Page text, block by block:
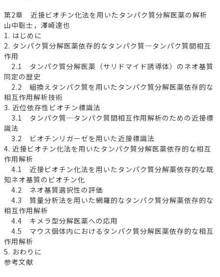
第2章 近接ビオチン化法を用いたタンパク質分解医薬の解析
山中聡士，澤崎達也
1. はじめに
2. タンパク質分解医薬依存的なタンパク質─タンパク質間相互
作用
2.1 タンパク質分解医薬（サリドマイド誘導体）のネオ基質
同定の歴史
2.2 組換えタンパク質を用いたタンパク質分解医薬依存的な
相互作用解析技術
3. 近位依存性ビオチン標識法
3.1 タンパク質─タンパク質間相互作用解析のための近接標
識法
3.2 ビオチンリガーゼを用いた近接標識法
4. 近接ビオチン化法を用いたタンパク質分解医薬依存的な相互
作用解析
4.1 近接ビオチン化法を用いたタンパク質分解薬依存的な既
知ネオ基質のビオチン化
4.2 ネオ基質選択性の評価
4.3 質量分析法を用いた網羅的なタンパク質分解薬依存的な
相互作用解析
4.4 キメラ型分解医薬への応用
4.5 マウス個体内におけるタンパク質分解医薬依存的な相互
作用解析
5. おわりに
参考文献